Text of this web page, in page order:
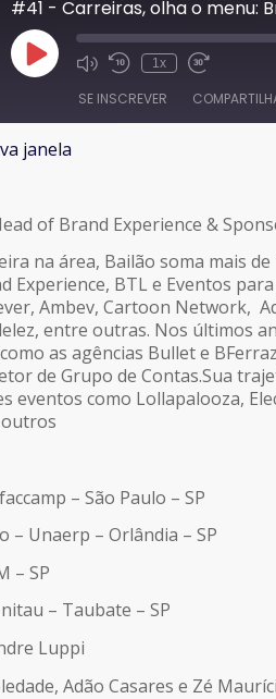
Reproduzir
episódio
1x
SE INSCREVER
janela
of Brand Experience &
na área, Bailão soma mais
Experience, BTL e Eventos
Ambev, Cartoon Network,
entre outras. Nos últimos
as agências Bullet e
de Grupo de Contas.Sua
eventos como Lollapalooza,
outros
– São Paulo – SP
– Unaerp – Orlândia – SP
– SP
– Taubate – SP
Luppi
Adão Casares e Zé